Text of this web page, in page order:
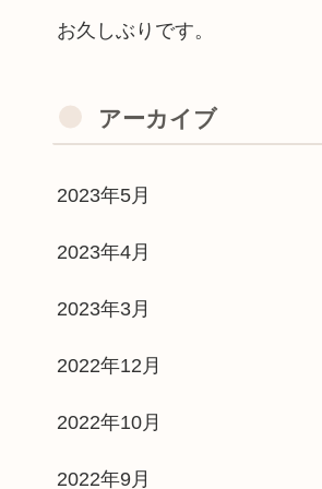
お久しぶりです。
アーカイブ
2023年5月
2023年4月
2023年3月
2022年12月
2022年10月
2022年9月